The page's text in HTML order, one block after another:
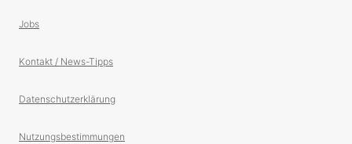
Jobs
Kontakt / News-Tipps
Datenschutzerklärung
Nutzungsbestimmungen